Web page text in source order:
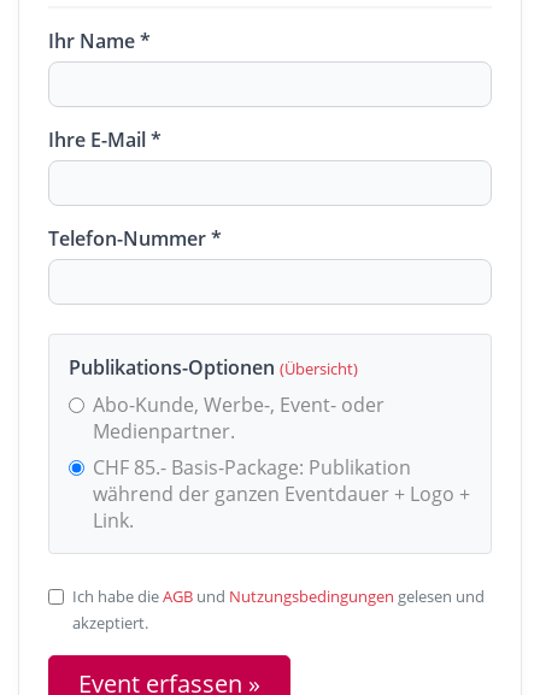
Ihr Name *
Ihre E-Mail *
Telefon-Nummer *
Publikations-Optionen (Übersicht)
Abo-Kunde, Werbe-, Event- oder
Medienpartner.
CHF 85.- Basis-Package: Publikation
während der ganzen Eventdauer + Logo +
Link.
Ich habe dieAGB und Nutzungsbedingungen gelesen und
akzeptiert.